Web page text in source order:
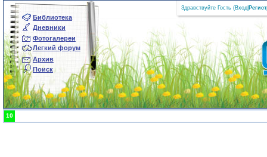
Библиотека
Дневники
Фотогалереи
Легкий форум
Архив
Поиск
Здравствуйте Гость (Вход
10